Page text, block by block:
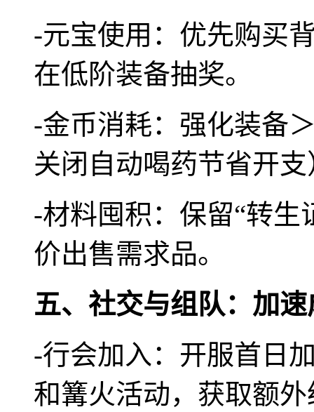
-元宝使用：优先购买
在低阶装备抽奖。
-金币消耗：强化装备
关闭自动喝药节省开支
-材料囤积：保留“转生
价出售需求品。
五、社交与组队：加
-行会加入：开服首日
和篝火活动，获取额